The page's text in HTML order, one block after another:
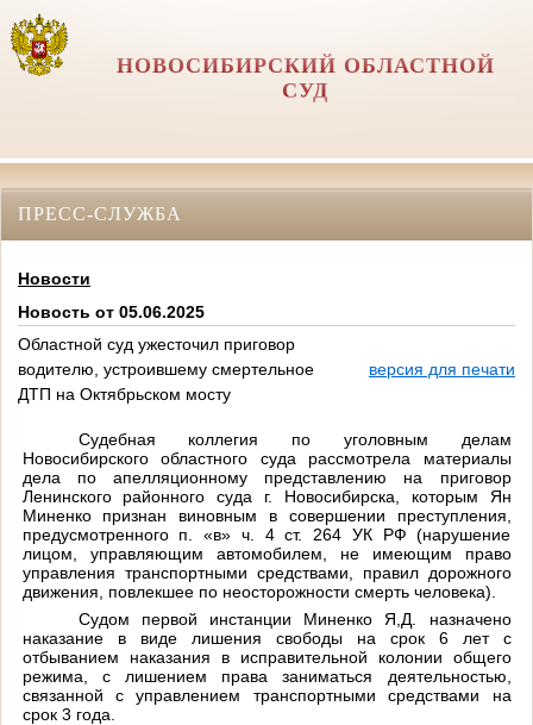
НОВОСИБИРСКИЙ ОБЛАСТНОЙ
СУД
ПРЕСС-СЛУЖБА
Новости
Новость от 05.06.2025
Областной суд ужесточил приговор
водителю, устроившему смертельное
ДТП на Октябрьском мосту
версия для печати
Судебная коллегия по уголовным делам
Новосибирского областного суда рассмотрела материалы
дела по апелляционному представлению на приговор
Ленинского районного суда г. Новосибирска, которым Ян
Миненко признан виновным в совершении преступления,
предусмотренного п. «в» ч. 4 ст. 264 УК РФ (нарушение
лицом, управляющим автомобилем, не имеющим право
управления транспортными средствами, правил дорожного
движения, повлекшее по неосторожности смерть человека).
Судом первой инстанции Миненко Я,Д. назначено
наказание в виде лишения свободы на срок 6 лет с
отбыванием наказания в исправительной колонии общего
режима, с лишением права заниматься деятельностью,
связанной с управлением транспортными средствами на
срок 3 года.